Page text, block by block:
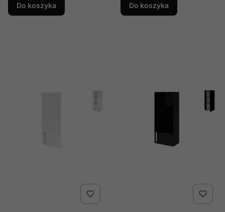
Do koszyka Do koszyka